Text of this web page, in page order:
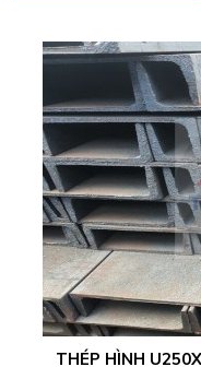
THÉP HÌNH